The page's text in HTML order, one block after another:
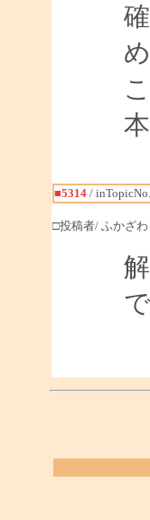
■5314/
□投稿者/ ふかざわ